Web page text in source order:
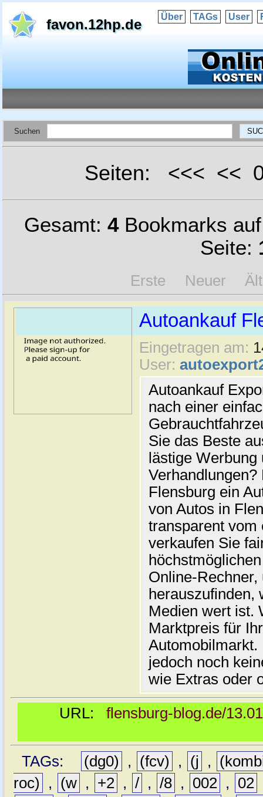
favon.12hp.de Über TAGs User
Suchen
Seiten: <<< <<
Gesamt: 4Bookmarks
Seite:
Erste Neuer
Autoankauf
Eingetragen am:
User:
Autoankauf
nach einer
Sie das Beste
lästige
Flensburg ein
von Autos in
transparent vom
verkaufen Sie
Online-
herauszufinden,
Medien wert ist.
Marktpreis für
jedoch noch
wie Extras oder
URL: flensburg-blog.de/
TAGs: (dg0) , (fcv) , (j ,
roc)
, (w , +2 , / , /8 , 002 , 02